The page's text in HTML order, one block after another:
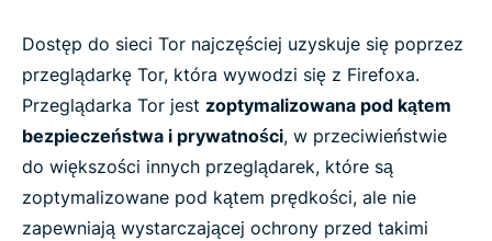
Dostęp do sieci Tor najczęściej uzyskuje się poprzez
przeglądarkę Tor, która wywodzi się z Firefoxa.
Przeglądarka Tor jest zoptymalizowana pod kątem
bezpieczeństwa i prywatności, w przeciwieństwie
do większości innych przeglądarek, które są
zoptymalizowane pod kątem prędkości, ale nie
zapewniają wystarczającej ochrony przed takimi